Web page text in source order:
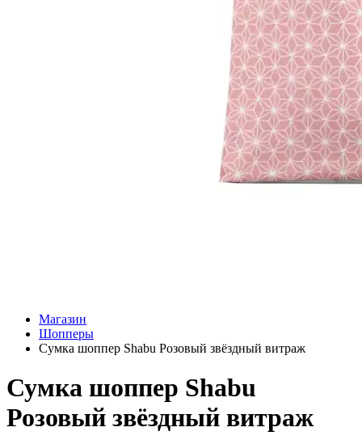
Магазин
Шопперы
Сумка шоппер Shabu Розовый звёздный витраж
Сумка шоппер Shabu
Розовый звёздный витраж